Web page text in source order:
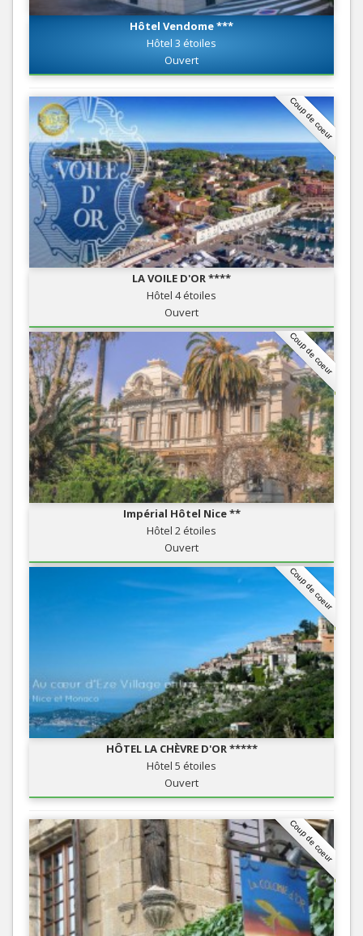
Hôtel Vendome ***
Hôtel 3 étoiles
Ouvert
Coup de coeur
LA VOILE D'OR ****
Hôtel 4 étoiles
Ouvert
Coup de coeur
Impérial Hôtel Nice **
Hôtel 2 étoiles
Ouvert
Coup de coeur
HÔTEL LA CHÈVRE D'OR *****
Hôtel 5 étoiles
Ouvert
Coup de coeur